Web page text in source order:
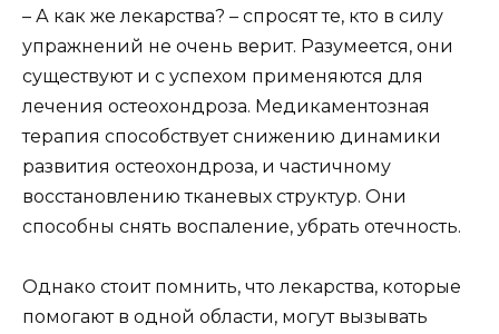
– А как же лекарства? – спросят те, кто в силу
упражнений не очень верит. Разумеется, они
существуют и с успехом применяются для
лечения остеохондроза. Медикаментозная
терапия способствует снижению динамики
развития остеохондроза, и частичному
восстановлению тканевых структур. Они
способны снять воспаление, убрать отечность.
Однако стоит помнить, что лекарства, которые
помогают в одной области, могут вызывать